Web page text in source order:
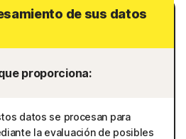
de sus datos
proporciona:
datos se procesan para
la evaluación de posibles